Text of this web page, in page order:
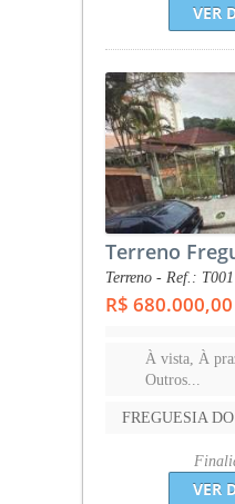
VER
Terreno
Terreno - Ref.: T001
R$ 680.000,00
À vista, À
Outros...
FREGUESIA
VER